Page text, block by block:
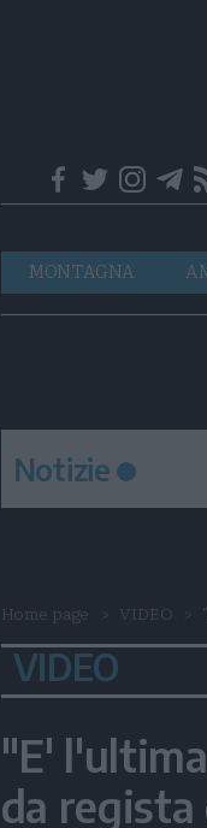
Navigazione
principale
MONTAGNA
Notizie
Home page VIDEO
VIDEO
"E'
da regista